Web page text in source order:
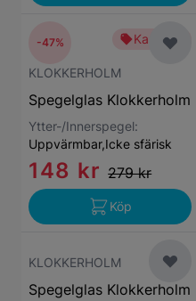
Kampanj
KLOKKERHOLM
Spegelglas Klokkerholm
Ytter-/Innerspegel:
Uppvärmbar,Icke sfärisk
148 kr 279 kr
-47%
Köp
KLOKKERHOLM
Spegelglas Klokkerholm